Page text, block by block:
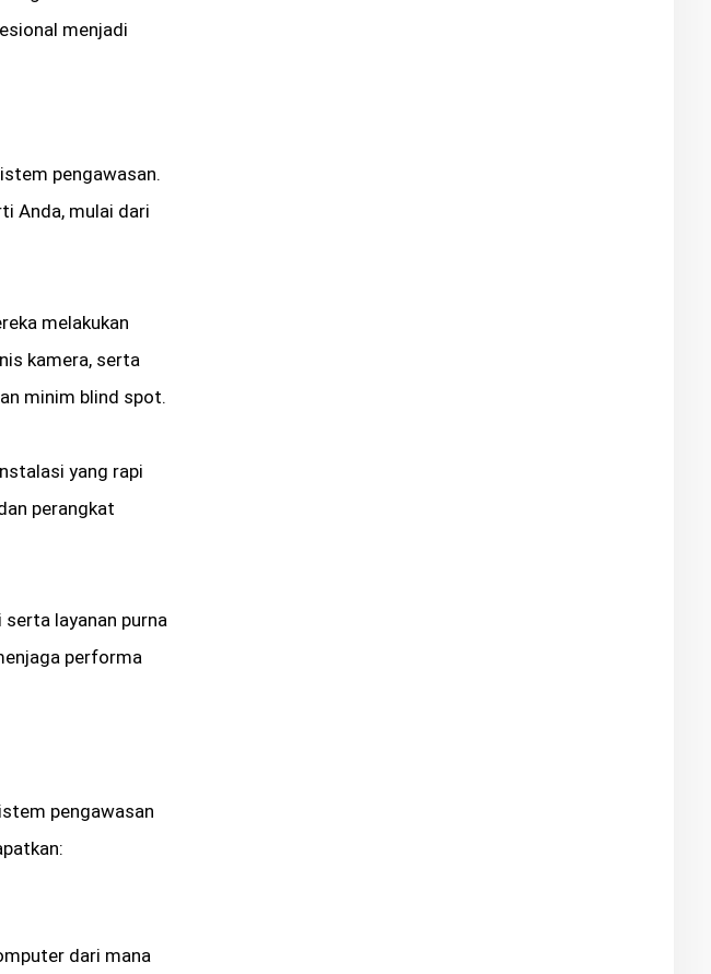
menjadi
pengawasan.
Anda, mulai dari
melakukan
kamera, serta
minim blind spot.
yang rapi
perangkat
layanan purna
performa
pengawasan
dari mana